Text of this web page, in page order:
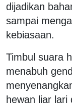
dijadikan
sampai
kebiasaan.
Timbul suara
menabuh
hewan liar lari